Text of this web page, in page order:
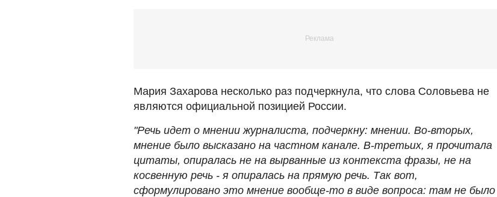
Мария Захарова несколько раз подчеркнула, что слова Соловьева не
являются официальной позицией России.
"Речь идет о мнении журналиста, подчеркну: мнении. Во-вторых,
мнение было высказано на частном канале. В-третьих, я прочитала
цитаты, опиралась не на вырванные из контекста фразы, не на
косвенную речь - я опиралась на прямую речь. Так вот,
сформулировано это мнение вообще-то в виде вопроса: там не было